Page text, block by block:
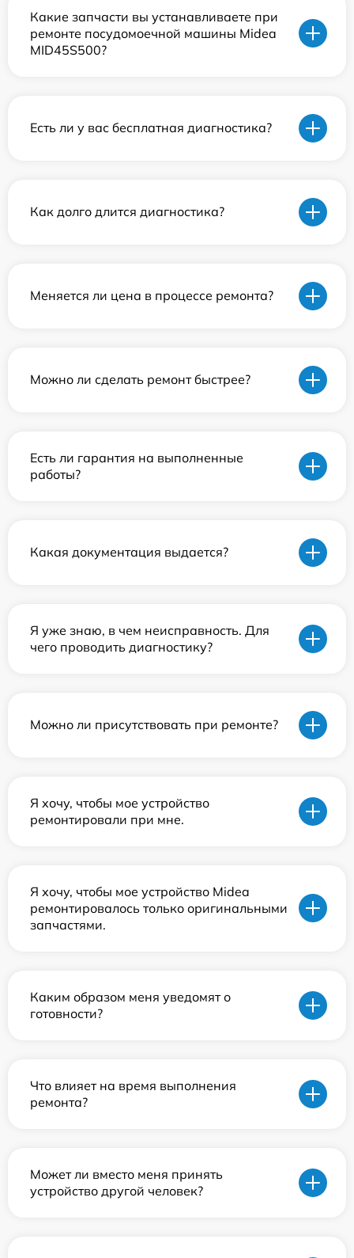
Какие запчасти вы устанавливаете при
ремонте посудомоечной машины Midea
MID45S500?
Есть ли у вас бесплатная диагностика?
Как долго длится диагностика?
Меняется ли цена в процессе ремонта?
Можно ли сделать ремонт быстрее?
Есть ли гарантия на выполненные
работы?
Какая документация выдается?
Я уже знаю, в чем неисправность. Для
чего проводить диагностику?
Можно ли присутствовать при ремонте?
Я хочу, чтобы мое устройство
ремонтировали при мне.
Я хочу, чтобы мое устройство Midea
ремонтировалось только оригинальными
запчастями.
Каким образом меня уведомят о
готовности?
Что влияет на время выполнения
ремонта?
Может ли вместо меня принять
устройство другой человек?